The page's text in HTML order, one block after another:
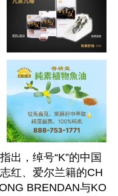
出，绰号“K”的中国
红、爱尔兰籍的CH
BRENDAN与KO